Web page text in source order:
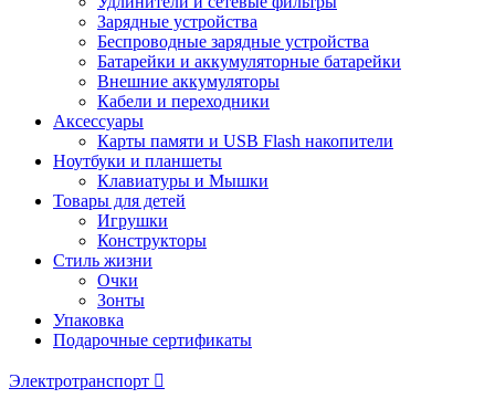
Зарядные устройства
Беспроводные зарядные устройства
Батарейки и аккумуляторные батарейки
Внешние аккумуляторы
Кабели и переходники
Аксессуары
Карты памяти и USB Flash накопители
Ноутбуки и планшеты
Клавиатуры и Мышки
Товары для детей
Игрушки
Конструкторы
Стиль жизни
Очки
Зонты
Упаковка
Подарочные сертификаты
Электротранспорт